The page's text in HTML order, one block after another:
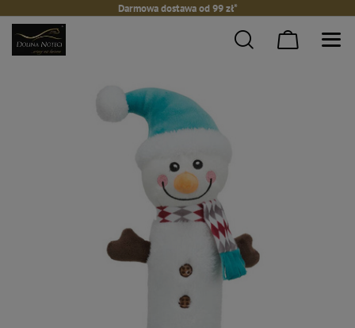
Darmowa dostawa od 99 zł*